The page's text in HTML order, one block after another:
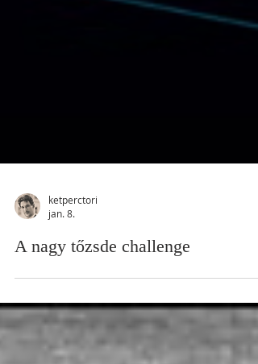
ketperctori
jan. 8.